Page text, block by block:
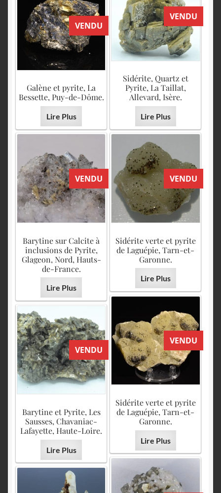
VENDU
Sidérite, Quartz et
Pyrite, La Taillat,
Allevard, Isère.
Lire Plus
VENDU
Galène et pyrite, La
Bessette, Puy-de-Dôme.
Lire Plus
VENDU
Barytine sur Calcite à
inclusions de Pyrite,
Glageon, Nord, Hauts-
de-France.
Lire Plus
VENDU
Sidérite verte et pyrite
de Laguépie, Tarn-et-
Garonne.
Lire Plus
VENDU
Sidérite verte et pyrite
de Laguépie, Tarn-et-
Garonne.
Lire Plus
VENDU
Barytine et Pyrite, Les
Sausses, Chavaniac-
Lafayette, Haute-Loire.
Lire Plus